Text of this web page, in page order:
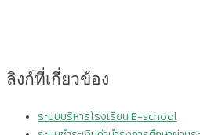
ลิงก์ที่เกี่ยวข้อง
ระบบบริหารโรงเรียน E-school